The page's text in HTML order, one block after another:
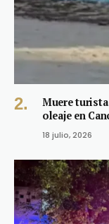
Muere
oleaje en
18 julio, 2026